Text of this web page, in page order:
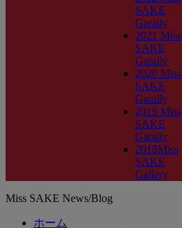
SAKE
Garally
2021 Miss
SAKE
Garally
2020 Miss
SAKE
Garally
2019 Miss
SAKE
Garally
2018Miss
SAKE
Gallery
Miss SAKE News/Blog
ホーム